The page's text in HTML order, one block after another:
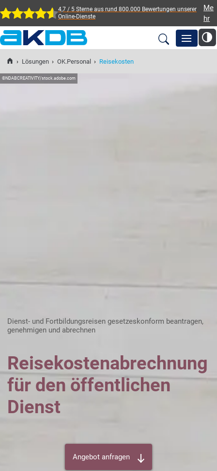
4,7 / 5 Sterne aus rund 800.000 Bewertungen unserer
Online-Dienste
Me
hr
AKDB Anstalt für
Kommunale
Datenverarbeitung in
Bayern
Newsroom
› Lösungen › OK.Personal › Reisekosten
©NDABCREATIVITY/stock.adobe.com
Dienst- und Fortbildungsreisen gesetzeskonform beantragen,
genehmigen und abrechnen
Reisekostenabrechnung
für den öffentlichen
Dienst
Angebot anfragen